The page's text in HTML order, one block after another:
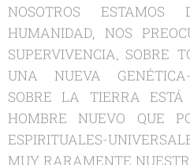
NOSOTROS
HUMANIDAD, NOS
SUPERVIVENCIA, SOBRE
UNA NUEVA GENÉTICA-
SOBRE LA TIERRA ESTÁ
HOMBRE NUEVO QUE
ESPIRITUALES-
MUY RARAMENTE